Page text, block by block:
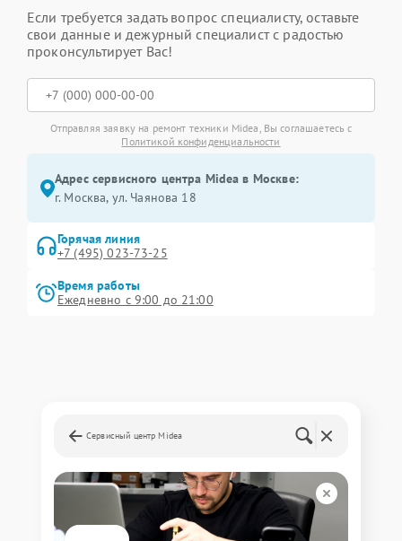
Если требуется задать вопрос специалисту, оставьте
свои данные и дежурный специалист с радостью
проконсультирует Вас!
Отправляя заявку на ремонт техники Midea, Вы соглашаетесь с
Политикой конфиденциальности
Адрес сервисного центра Midea в Москве:
г. Москва, ул. Чаянова 18
Горячая линия
+7 (495) 023-73-25
Время работы
Ежедневно с 9:00 до 21:00
Сервисный центр Midea